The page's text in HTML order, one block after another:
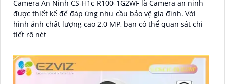
Camera An Ninh CS-H1c-R100-1G2WF là Camera an ninh
được thiết kế để đáp ứng nhu cầu bảo vệ gia đình. Với
hình ảnh chất lượng cao 2.0 MP, bạn có thể quan sát chi
tiết rõ nét